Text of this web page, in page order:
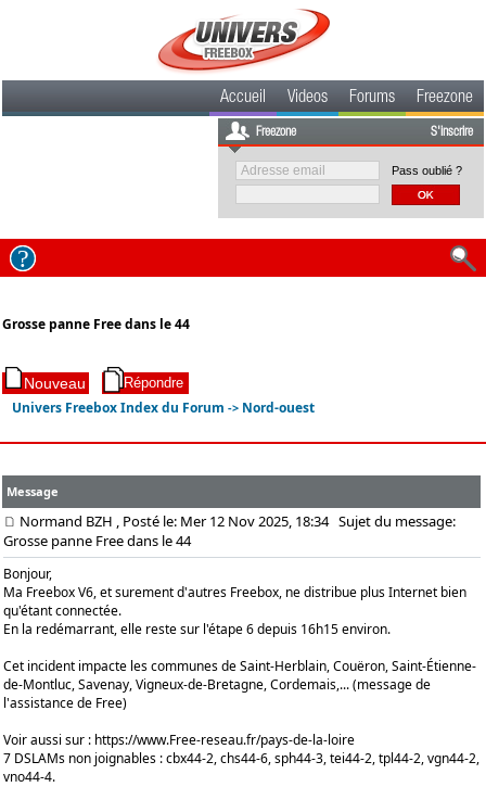
Accueil Videos Forums Freezone
Freezone S'inscrire
Pass oublié ?
Grosse panne Free dans le 44
Univers Freebox Index du Forum -> Nord-ouest
Message
Normand BZH , Posté le: Mer 12 Nov 2025, 18:34Sujet du message:
Grosse panne Free dans le 44
Bonjour,
Ma Freebox V6, et surement d'autres Freebox, ne distribue plus Internet bien
qu'étant connectée.
En la redémarrant, elle reste sur l'étape 6 depuis 16h15 environ.
Cet incident impacte les communes de Saint-Herblain, Couëron, Saint-Étienne-
de-Montluc, Savenay, Vigneux-de-Bretagne, Cordemais,... (message de
l'assistance de Free)
Voir aussi sur : https://www.Free-reseau.fr/pays-de-la-loire
7 DSLAMs non joignables : cbx44-2, chs44-6, sph44-3, tei44-2, tpl44-2, vgn44-2,
vno44-4.